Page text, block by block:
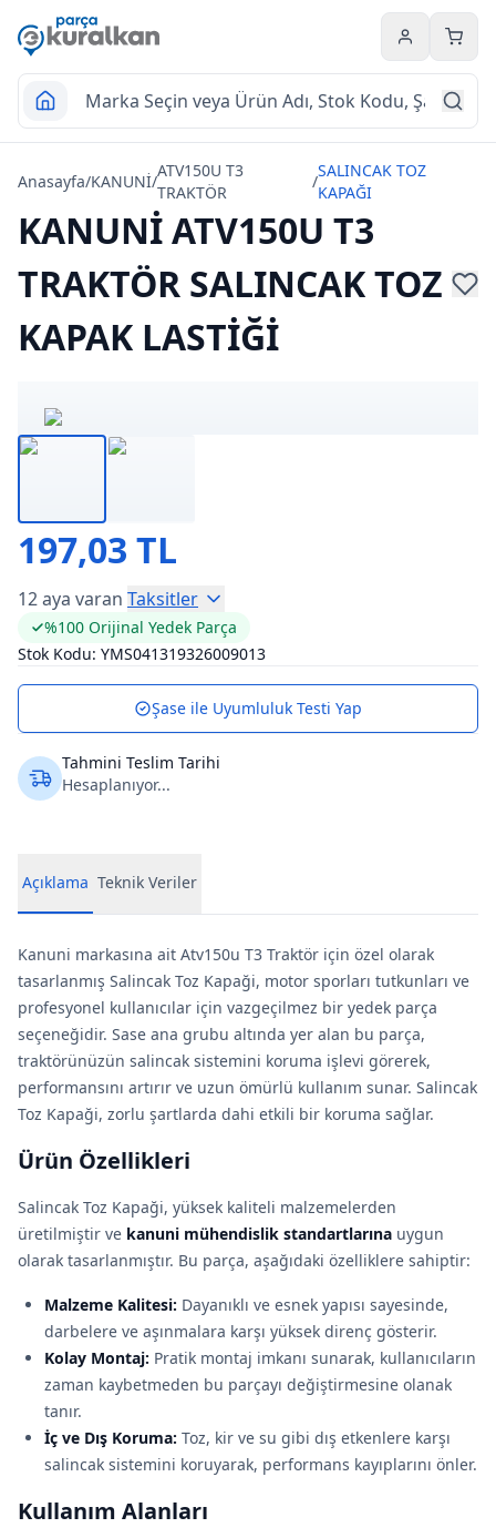
Hesabım
Anasayfa/KANUNİ/
ATV150U T3
TRAKTÖR
/
SALINCAK TOZ
KAPAĞI
KANUNİ ATV150U T3
TRAKTÖR SALINCAK TOZ
KAPAK LASTİĞİ
197,03 TL
12 aya varan Taksitler
%100 Orijinal Yedek Parça
Stok Kodu: YMS041319326009013
Şase ile Uyumluluk Testi Yap
Tahmini Teslim Tarihi
Hesaplanıyor...
Açıklama Teknik Veriler
Kanuni markasına ait Atv150u T3 Traktör için özel olarak
tasarlanmış Salincak Toz Kapaği, motor sporları tutkunları ve
profesyonel kullanıcılar için vazgeçilmez bir yedek parça
seçeneğidir. Sase ana grubu altında yer alan bu parça,
traktörünüzün salincak sistemini koruma işlevi görerek,
performansını artırır ve uzun ömürlü kullanım sunar. Salincak
Toz Kapaği, zorlu şartlarda dahi etkili bir koruma sağlar.
Ürün Özellikleri
Salincak Toz Kapaği, yüksek kaliteli malzemelerden
üretilmiştir ve kanuni mühendislik standartlarına uygun
olarak tasarlanmıştır. Bu parça, aşağıdaki özelliklere sahiptir:
Malzeme Kalitesi: Dayanıklı ve esnek yapısı sayesinde,
darbelere ve aşınmalara karşı yüksek direnç gösterir.
Kolay Montaj: Pratik montaj imkanı sunarak, kullanıcıların
zaman kaybetmeden bu parçayı değiştirmesine olanak
tanır.
İç ve Dış Koruma: Toz, kir ve su gibi dış etkenlere karşı
salincak sistemini koruyarak, performans kayıplarını önler.
Kullanım Alanları